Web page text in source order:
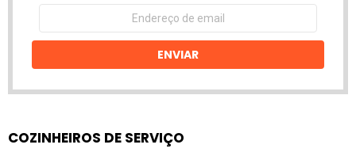
Endereço
email
ENVIAR
COZINHEIROS DE SERVIÇO